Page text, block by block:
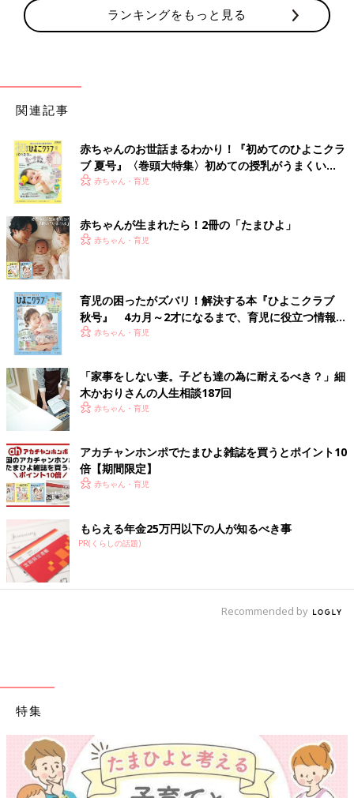
ランキングをもっと見る
関連記事
赤ちゃんのお世話まるわかり！『初めてのひよこクラ
ブ 夏号』〈巻頭大特集〉初めての授乳がうまくい
く！ おっぱい・ミルクの基本と夏のトラブル 解決テ
赤ちゃん・育児
赤ちゃんが生まれたら！2冊の「たまひよ」
赤ちゃん・育児
育児の困ったがズバリ！解決する本『ひよこクラブ
秋号』 4カ月～2才になるまで、育児に役立つ情報が
いっぱい！
赤ちゃん・育児
「家事をしない妻。子ども達の為に耐えるべき？」細
木かおりさんの人生相談187回
赤ちゃん・育児
アカチャンホンポでたまひよ雑誌を買うとポイント10
倍【期間限定】
赤ちゃん・育児
もらえる年金25万円以下の人が知るべき事
PR(くらしの話題)
Recommended by
特集